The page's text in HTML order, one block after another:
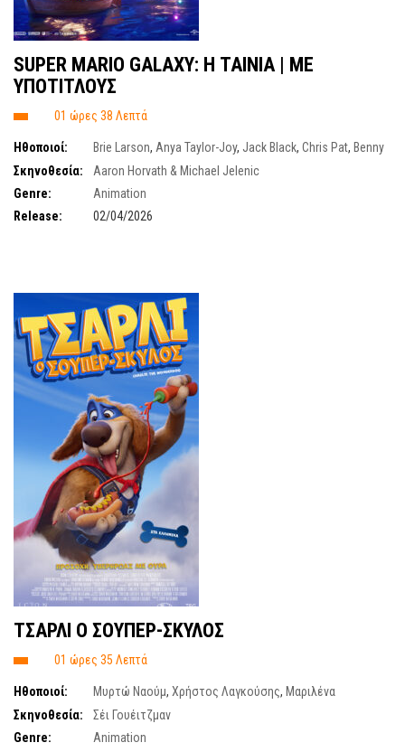
SUPER MARIO GALAXY: Η ΤΑΙΝΙΑ | ΜΕ
ΥΠΟΤΙΤΛΟΥΣ
01 ώρες 38 Λεπτά
Ηθοποιοί: Brie Larson, Anya Taylor-Joy, Jack Black, Chris Pat, Benny
Safdie
Σκηνοθεσία:
Aaron Horvath & Michael Jelenic
Genre:
Animation
Release:
02/04/2026
ΤΣΑΡΛΙ Ο ΣΟΥΠΕΡ-ΣΚΥΛΟΣ
01 ώρες 35 Λεπτά
Ηθοποιοί: Μυρτώ Ναούμ, Χρήστος Λαγκούσης, Μαριλένα
Λιακοπούλου
Δημήτρης Κανέλλος
Αριστοτέλους
Σκηνοθεσία:
Σέι Γουέιτζμαν
Genre:
Animation